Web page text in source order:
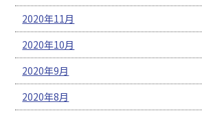
2020年11月
2020年10月
2020年9月
2020年8月